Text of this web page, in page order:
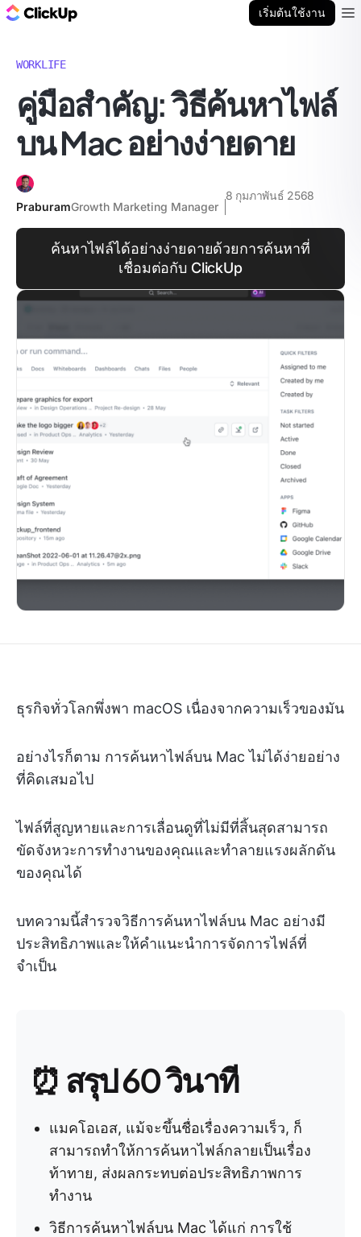
เริ่มต้นใช้งาน
WORKLIFE
คู่มือสำคัญ: วิธีค้นหาไฟล์
บน Mac อย่างง่ายดาย
PraburamGrowth Marketing Manager
8 กุมภาพันธ์ 2568
ค้นหาไฟล์ได้อย่างง่ายดายด้วยการค้นหาที่
เชื่อมต่อกับ ClickUp
ธุรกิจทั่วโลกพึ่งพา macOS เนื่องจากความเร็วของมัน
อย่างไรก็ตาม การค้นหาไฟล์บน Mac ไม่ได้ง่ายอย่าง
ที่คิดเสมอไป
ไฟล์ที่สูญหายและการเลื่อนดูที่ไม่มีที่สิ้นสุดสามารถ
ขัดจังหวะการทำงานของคุณและทำลายแรงผลักดัน
ของคุณได้
บทความนี้สำรวจวิธีการค้นหาไฟล์บน Mac อย่างมี
ประสิทธิภาพและให้คำแนะนำการจัดการไฟล์ที่
จำเป็น
⏰ สรุป 60 วินาที
แมคโอเอส, แม้จะขึ้นชื่อเรื่องความเร็ว, ก็
สามารถทำให้การค้นหาไฟล์กลายเป็นเรื่อง
ท้าทาย, ส่งผลกระทบต่อประสิทธิภาพการ
ทำงาน
วิธีการค้นหาไฟล์บน Mac ได้แก่ การใช้